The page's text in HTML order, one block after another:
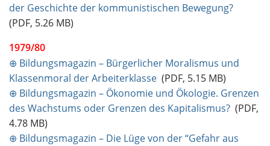
der Geschichte der kommunistischen Bewegung?
(PDF, 5.26 MB)
1979/80
⊕ Bildungsmagazin – Bürgerlicher Moralismus und
Klassenmoral der Arbeiterklasse (PDF, 5.15 MB)
⊕ Bildungsmagazin – Ökonomie und Ökologie. Grenzen
des Wachstums oder Grenzen des Kapitalismus? (PDF,
4.78 MB)
⊕ Bildungsmagazin – Die Lüge von der “Gefahr aus